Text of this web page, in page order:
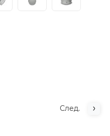
След.